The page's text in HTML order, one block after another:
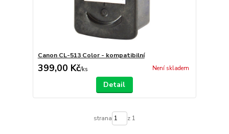
Canon CL-513 Color - kompatibilní
399,00 Kč/ks Není skladem
Detail
strana z 1